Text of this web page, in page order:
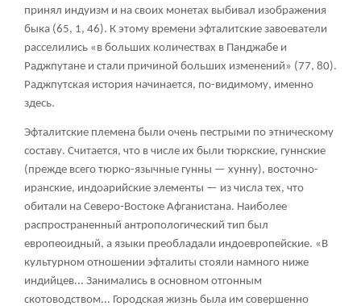
принял индуизм и на своих монетах выбивал изображения
быка (65, 1, 46). К этому времени эфталитские завоеватели
расселились «в больших количествах в Панджабе и
Раджпутане и стали причиной больших изменений» (77, 80).
Раджпутская история начинается, по-видимому, именно
здесь.
Эфталитские племена были очень пестрыми по этническому
составу. Считается, что в числе их были тюркские, гуннские
(прежде всего тюрко-язычные гунны — хунну), восточно-
иранские, индоарийские элементы — из числа тех, что
обитали на Северо-Востоке Афганистана. Наиболее
распространенный антропологический тип был
европеоидный, а языки преобладали индоевропейские. «В
культурном отношении эфталиты стояли намного ниже
индийцев... Занимались в основном отгонным
скотоводством... Городская жизнь была им совершенно